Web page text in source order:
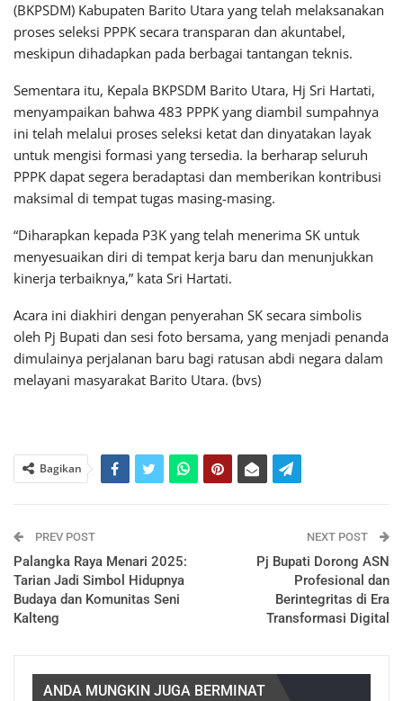
(BKPSDM) Kabupaten Barito Utara yang telah melaksanakan
proses seleksi PPPK secara transparan dan akuntabel,
meskipun dihadapkan pada berbagai tantangan teknis.
Sementara itu, Kepala BKPSDM Barito Utara, Hj Sri Hartati,
menyampaikan bahwa 483 PPPK yang diambil sumpahnya
ini telah melalui proses seleksi ketat dan dinyatakan layak
untuk mengisi formasi yang tersedia. Ia berharap seluruh
PPPK dapat segera beradaptasi dan memberikan kontribusi
maksimal di tempat tugas masing-masing.
“Diharapkan kepada P3K yang telah menerima SK untuk
menyesuaikan diri di tempat kerja baru dan menunjukkan
kinerja terbaiknya,” kata Sri Hartati.
Acara ini diakhiri dengan penyerahan SK secara simbolis
oleh Pj Bupati dan sesi foto bersama, yang menjadi penanda
dimulainya perjalanan baru bagi ratusan abdi negara dalam
melayani masyarakat Barito Utara. (bvs)
Bagikan
PREV POST
Palangka Raya Menari 2025:
Tarian Jadi Simbol Hidupnya
Budaya dan Komunitas Seni
Kalteng
NEXT POST
Pj Bupati Dorong ASN
Profesional dan
Berintegritas di Era
Transformasi Digital
ANDA MUNGKIN JUGA BERMINAT